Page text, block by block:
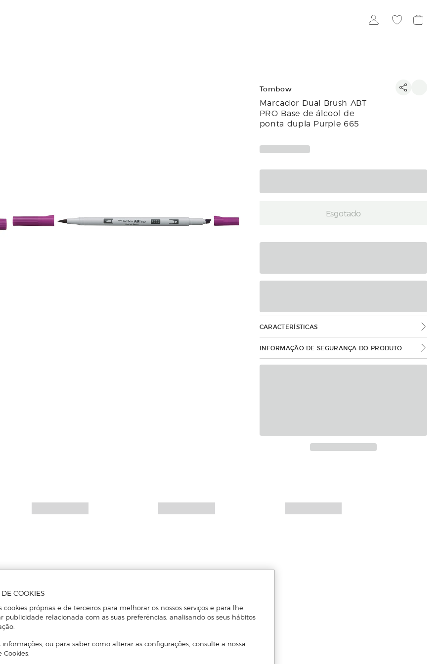
Tombow
Marcador Dual Brush ABT
PRO Base de álcool de
ponta dupla Purple 665
Esgotado
CARACTERÍSTICAS
INFORMAÇÃO DE SEGURANÇA DO PRODUTO
COOKIES
cookies próprias e de terceiros para melhorar os nossos serviços e para lhe
publicidade relacionada com as suas preferências, analisando os seus hábitos
informações, ou para saber como alterar as configurações, consulte a nossa
Cookies.